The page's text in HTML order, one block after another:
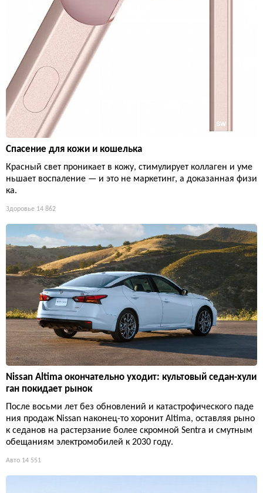
Спасение для кожи и кошелька
Красный свет проникает в кожу, стимулирует коллаген и уме
ньшает воспаление — и это не маркетинг, а доказанная физи
ка.
Здоровье 14 862
Nissan Altima окончательно уходит: культовый седан-хули
ган покидает рынок
После восьми лет без обновлений и катастрофического паде
ния продаж Nissan наконец-то хоронит Altima, оставляя рыно
к седанов на растерзание более скромной Sentra и смутным
обещаниям электромобилей к 2030 году.
Авто 14 551